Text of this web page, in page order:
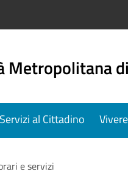
Metropolitana
Servizi al Cittadino
e servizi